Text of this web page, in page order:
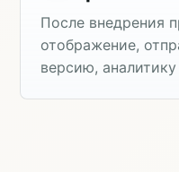
После внедрения
отображение,
версию,